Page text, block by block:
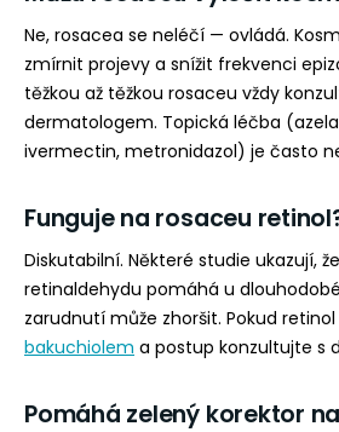
Ne, rosacea se neléčí — ovládá.
zmírnit projevy a snížit frekvenci
těžkou až těžkou rosaceu vždy
dermatologem. Topická léčba
ivermectin, metronidazol) je často
Funguje na rosaceu
Diskutabilní. Některé studie ukazují,
retinaldehydu pomáhá u
zarudnutí může zhoršit. Pokud
bakuchiolem a postup konzultujte s
Pomáhá zelený korektor